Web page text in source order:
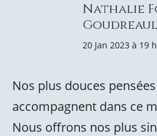
Nathalie
20 Jan 2023 à 19
Nos plus douces
accompagnent dans ce
Nous offrons nos plus